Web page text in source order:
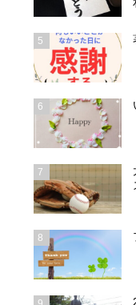
5
6
7
8